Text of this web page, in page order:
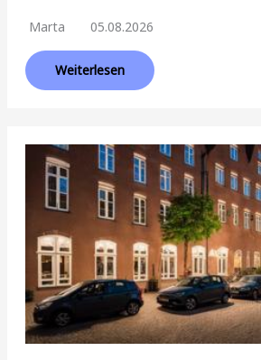
Marta 05.08.2026
Weiterlesen